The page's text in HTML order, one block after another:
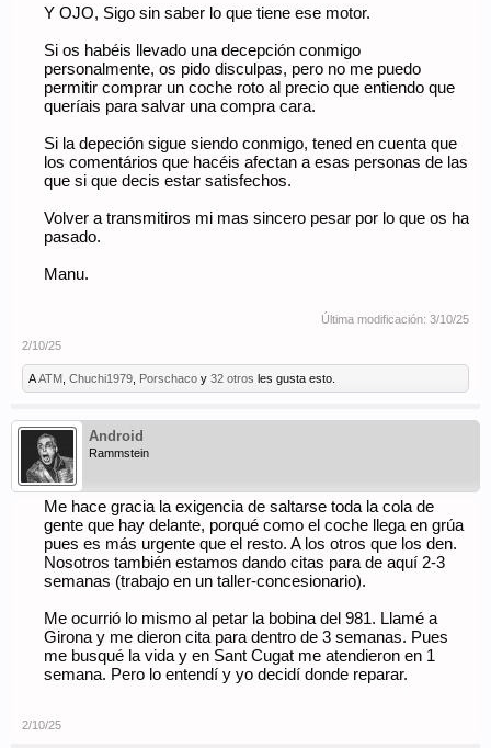
Y OJO, Sigo sin saber lo que tiene ese motor.
Si os habéis llevado una decepción conmigo
personalmente, os pido disculpas, pero no me puedo
permitir comprar un coche roto al precio que entiendo que
queríais para salvar una compra cara.
Si la depeción sigue siendo conmigo, tened en cuenta que
los comentários que hacéis afectan a esas personas de las
que si que decis estar satisfechos.
Volver a transmitiros mi mas sincero pesar por lo que os ha
pasado.
Manu.
Última modificación: 3/10/25
2/10/25
AATM Chuchi1979 Porschaco y 32 otros les gusta esto.
Android
Rammstein
Me hace gracia la exigencia de saltarse toda la cola de
gente que hay delante, porqué como el coche llega en grúa
pues es más urgente que el resto. A los otros que los den.
Nosotros también estamos dando citas para de aquí 2-3
semanas (trabajo en un taller-concesionario).
Me ocurrió lo mismo al petar la bobina del 981. Llamé a
Girona y me dieron cita para dentro de 3 semanas. Pues
me busqué la vida y en Sant Cugat me atendieron en 1
semana. Pero lo entendí y yo decidí donde reparar.
2/10/25